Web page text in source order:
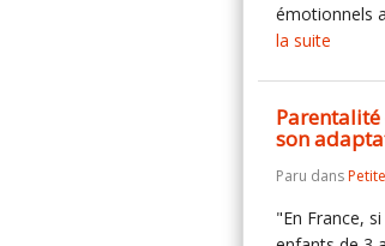
émotionnels
la suite
son
Paru dans
"En France,